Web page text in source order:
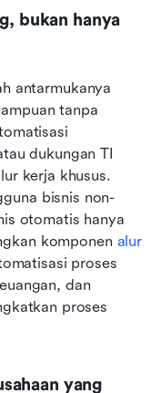
bukan hanya
antarmukanya
tanpa
dukungan TI
kerja khusus.
bisnis non-
otomatis hanya
komponen alur
proses
dan
proses
yang